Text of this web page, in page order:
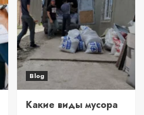
Blog
Какие виды мусора